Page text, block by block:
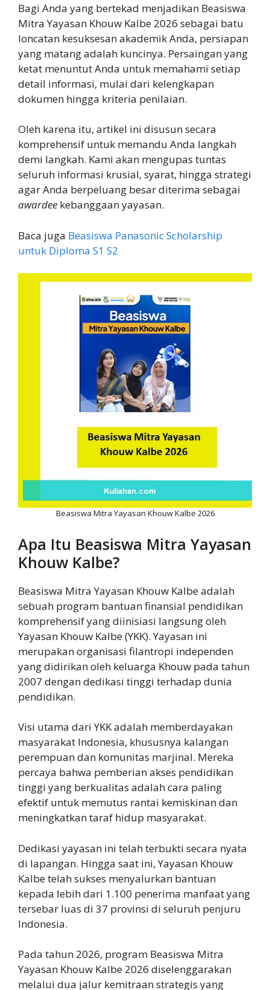
Bagi Anda yang bertekad menjadikan Beasiswa
Mitra Yayasan Khouw Kalbe 2026 sebagai batu
loncatan kesuksesan akademik Anda, persiapan
yang matang adalah kuncinya. Persaingan yang
ketat menuntut Anda untuk memahami setiap
detail informasi, mulai dari kelengkapan
dokumen hingga kriteria penilaian.
Oleh karena itu, artikel ini disusun secara
komprehensif untuk memandu Anda langkah
demi langkah. Kami akan mengupas tuntas
seluruh informasi krusial, syarat, hingga strategi
agar Anda berpeluang besar diterima sebagai
awardee kebanggaan yayasan.
Baca juga Beasiswa Panasonic Scholarship
untuk Diploma S1 S2
Beasiswa Mitra Yayasan Khouw Kalbe 2026
Apa Itu Beasiswa Mitra Yayasan
Khouw Kalbe?
Beasiswa Mitra Yayasan Khouw Kalbe adalah
sebuah program bantuan finansial pendidikan
komprehensif yang diinisiasi langsung oleh
Yayasan Khouw Kalbe (YKK). Yayasan ini
merupakan organisasi filantropi independen
yang didirikan oleh keluarga Khouw pada tahun
2007 dengan dedikasi tinggi terhadap dunia
pendidikan.
Visi utama dari YKK adalah memberdayakan
masyarakat Indonesia, khususnya kalangan
perempuan dan komunitas marjinal. Mereka
percaya bahwa pemberian akses pendidikan
tinggi yang berkualitas adalah cara paling
efektif untuk memutus rantai kemiskinan dan
meningkatkan taraf hidup masyarakat.
Dedikasi yayasan ini telah terbukti secara nyata
di lapangan. Hingga saat ini, Yayasan Khouw
Kalbe telah sukses menyalurkan bantuan
kepada lebih dari 1.100 penerima manfaat yang
tersebar luas di 37 provinsi di seluruh penjuru
Indonesia.
Pada tahun 2026, program Beasiswa Mitra
Yayasan Khouw Kalbe 2026 diselenggarakan
melalui dua jalur kemitraan strategis yang